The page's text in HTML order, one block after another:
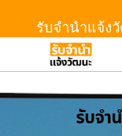
รับจํานําแจ้ง
รับจํา